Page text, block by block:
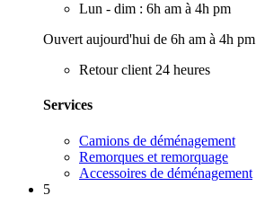
Lun - dim : 6h am à 4h pm
Ouvert aujourd'hui de 6h am à 4h pm
Retour client 24 heures
Services
Camions de déménagement
Remorques et remorquage
Accessoires de déménagement
5